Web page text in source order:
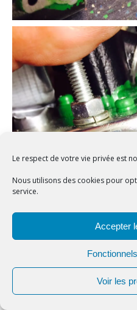
Le respect de votre vie privée est
Nous utilisons des cookies pour
service.
Accepter
Voir les
utiliser ce site Web, vous
Pour en savoir plus, notamment
Politique relative aux